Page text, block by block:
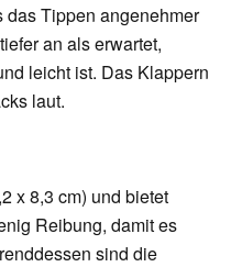
Tippen angenehmer
an als erwartet,
leicht ist. Das Klappern
laut.
x 8,3 cm) und bietet
Reibung, damit es
sind die